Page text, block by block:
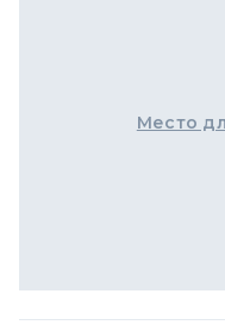
Место